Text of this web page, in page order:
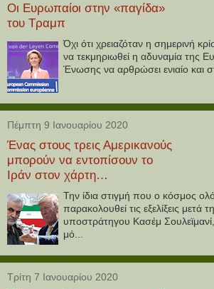
Οι Ευρωπαίοι στην «παγίδα»
του Τραμπ
Όχι ότι χρειαζόταν η σημερινή
να τεκμηριωθεί η αδυναμία της
Ένωσης να αρθρώσει ενιαίο και
Πέμπτη 9 Ιανουαρίου 2020
Ένας στους τρεις Αμερικανούς
μπορούν να εντοπίσουν το
Ιράν στον χάρτη…
Την ίδια στιγμή που ο κόσμος
παρακολουθεί τις εξελίξεις μετά
υποστράτηγου Κασέμ
μό...
Τρίτη 7 Ιανουαρίου 2020